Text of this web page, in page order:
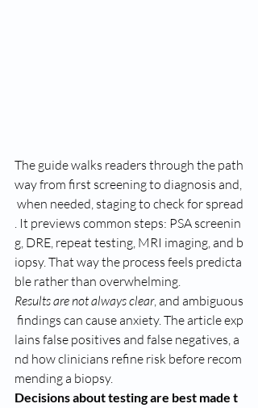
The guide walks readers through the path
way from first screening to diagnosis and,
when needed, staging to check for spread
. It previews common steps: PSA screenin
g, DRE, repeat testing, MRI imaging, and b
iopsy. That way the process feels predicta
ble rather than overwhelming.
Results are not always clear, and ambiguous
findings can cause anxiety. The article exp
lains false positives and false negatives, a
nd how clinicians refine risk before recom
mending a biopsy.
Decisions about testing are best made t